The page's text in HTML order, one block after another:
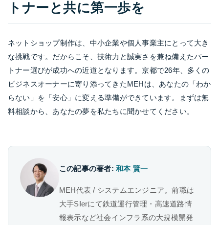
トナーと共に第一歩を
ネットショップ制作は、中小企業や個人事業主にとって大き
な挑戦です。だからこそ、技術力と誠実さを兼ね備えたパー
トナー選びが成功への近道となります。京都で26年、多くの
ビジネスオーナーに寄り添ってきたMEHは、あなたの「わか
らない」を「安心」に変える準備ができています。まずは無
料相談から、あなたの夢を私たちに聞かせてください。
この記事の著者:和本 賢一
MEH代表 / システムエンジニア。前職は
大手SIerにて鉄道運行管理・高速道路情
報表示など社会インフラ系の大規模開発